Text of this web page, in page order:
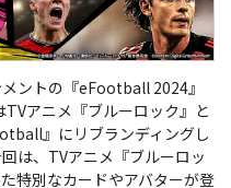
ントの『eFootball 2024』
アニメ『ブルーロック』と
』にリブランディングし
は、TVアニメ『ブルーロッ
特別なカードやアバターが登